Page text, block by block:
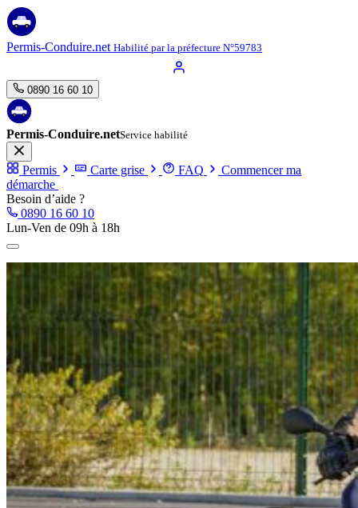
Aller
au
contenu
Permis-Conduire.net Habilité par la préfecture N°59783
0890 16 60 10
Permis-Conduire.netService habilité
Permis Carte grise FAQ
Commencer ma
démarche
Besoin d’aide ?
0890 16 60 10
Lun-Ven de 09h à 18h